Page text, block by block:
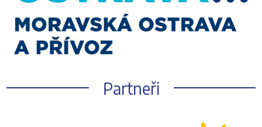
Partneři